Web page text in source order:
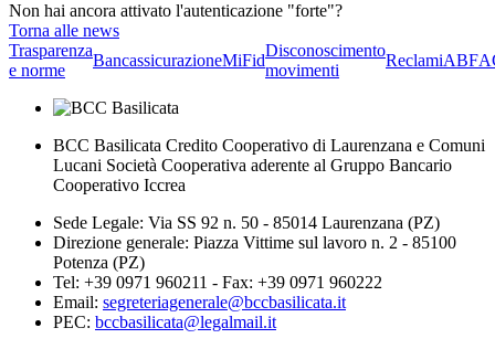
Non hai ancora attivato l'autenticazione "forte"?
Torna alle news
Trasparenza
e norme
BancassicurazioneMiFid
Disconoscimento
movimenti
ReclamiABF
BCC Basilicata Credito Cooperativo di Laurenzana e Comuni
Lucani Società Cooperativa aderente al Gruppo Bancario
Cooperativo Iccrea
Sede Legale: Via SS 92 n. 50 - 85014 Laurenzana (PZ)
Direzione generale: Piazza Vittime sul lavoro n. 2 - 85100
Potenza (PZ)
Tel: +39 0971 960211 - Fax: +39 0971 960222
Email: segreteriagenerale@bccbasilicata.it
PEC: bccbasilicata@legalmail.it